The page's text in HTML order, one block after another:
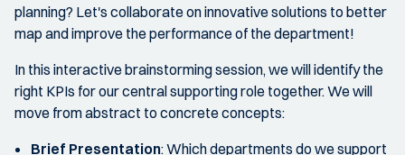
planning? Let's collaborate on innovative solutions to better
map and improve the performance of the department!
In this interactive brainstorming session, we will identify the
right KPIs for our central supporting role together. We will
move from abstract to concrete concepts:
Brief Presentation: Which departments do we support